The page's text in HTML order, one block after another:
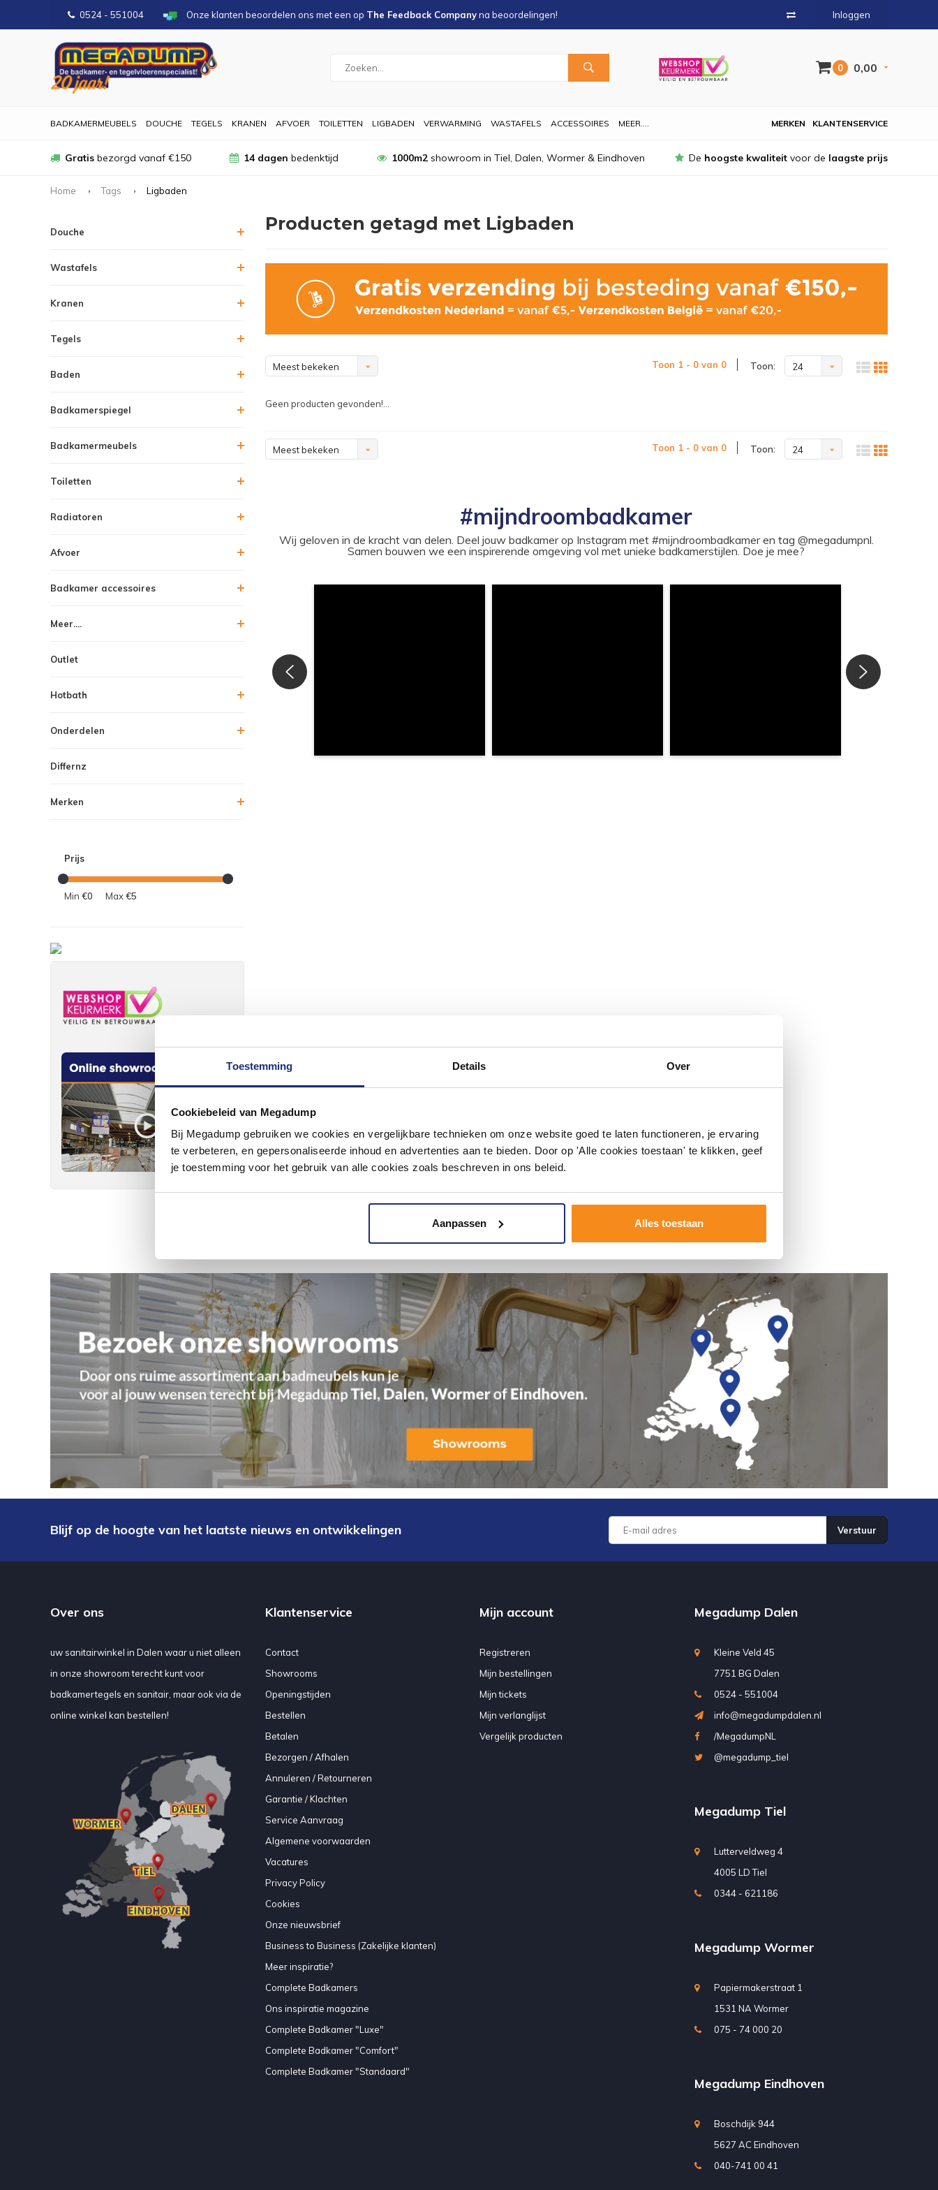
Toestemming Details Over
Cookiebeleid van Megadump
Bij Megadump gebruiken we cookies en vergelijkbare technieken om onze website goed te laten functioneren, je ervaring
te verbeteren, en gepersonaliseerde inhoud en advertenties aan te bieden. Door op 'Alle cookies toestaan' te klikken, geef
je toestemming voor het gebruik van alle cookies zoals beschreven in ons beleid.
Aanpassen Alles toestaan
0524 - 551004 Onze klanten beoordelen ons met een op The Feedback Companyna beoordelingen! Inloggen
0 0,00
BADKAMERMEUBELS DOUCHE TEGELS KRANEN AFVOER TOILETTEN LIGBADEN VERWARMING WASTAFELS ACCESSOIRES MEER.... KLANTENSERVICE
MERKEN
Gratis bezorgd vanaf €150 14 dagen bedenktijd 1000m2showroom in Tiel, Dalen, Wormer & Eindhoven De hoogste kwaliteit voor de laagste prijs
Home Tags Ligbaden
Douche
Wastafels
Kranen
Tegels
Baden
Badkamerspiegel
Badkamermeubels
Toiletten
Radiatoren
Afvoer
Badkamer accessoires
Meer....
Outlet
Hotbath
Onderdelen
Differnz
Merken
Prijs
Min €0 Max€5
Producten getagd met Ligbaden
Meest bekeken Toon 1 - 0 van 0 Toon: 24
Geen producten gevonden!...
Meest bekeken Toon 1 - 0 van 0 Toon: 24
#mijndroombadkamer
Wij geloven in de kracht van delen. Deel jouw badkamer op Instagram met #mijndroombadkamer en tag @megadumpnl.
Samen bouwen we een inspirerende omgeving vol met unieke badkamerstijlen. Doe je mee?
Blijf op de hoogte van het laatste nieuws en ontwikkelingen Verstuur
Over ons
uw sanitairwinkel in Dalen waar u niet alleen
in onze showroom terecht kunt voor
badkamertegels en sanitair, maar ook via de
online winkel kan bestellen!
Klantenservice
Contact
Showrooms
Openingstijden
Bestellen
Betalen
Bezorgen / Afhalen
Annuleren / Retourneren
Garantie / Klachten
Service Aanvraag
Algemene voorwaarden
Vacatures
Privacy Policy
Cookies
Onze nieuwsbrief
Business to Business (Zakelijke klanten)
Meer inspiratie?
Complete Badkamers
Ons inspiratie magazine
Complete Badkamer "Luxe"
Complete Badkamer "Comfort"
Complete Badkamer "Standaard"
Mijn account
Registreren
Mijn bestellingen
Mijn tickets
Mijn verlanglijst
Vergelijk producten
Megadump Dalen
Kleine Veld 45
7751 BG Dalen
0524 - 551004
info@megadumpdalen.nl
/MegadumpNL
@megadump_tiel
Megadump Tiel
Lutterveldweg 4
4005 LD Tiel
0344 - 621186
Megadump Wormer
Papiermakerstraat 1
1531 NA Wormer
075 - 74 000 20
Megadump Eindhoven
Boschdijk 944
5627 AC Eindhoven
040-741 00 41